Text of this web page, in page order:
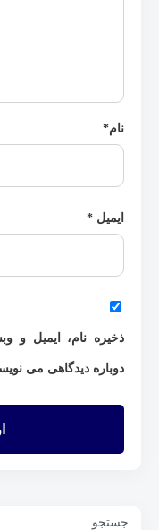
نام*
ایمیل *
ذخیره نام، ایمیل و
دوباره دیدگاهی می
جستجو